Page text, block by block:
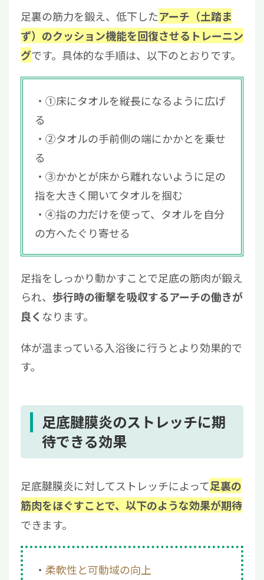
足裏の筋力を鍛え、低下したアーチ（土踏ま
ず）のクッション機能を回復させるトレーニン
グです。具体的な手順は、以下のとおりです。
①床にタオルを縦長になるように広げ
る
②タオルの手前側の端にかかとを乗せ
る
③かかとが床から離れないように足の
指を大きく開いてタオルを掴む
④指の力だけを使って、タオルを自分
の方へたぐり寄せる
足指をしっかり動かすことで足底の筋肉が鍛え
られ、 歩行時の衝撃を吸収するアーチの働きが
良くなります。
体が温まっている入浴後に行うとより効果的で
す。
足底腱膜炎のストレッチに期
待できる効果
足底腱膜炎に対してストレッチによって足裏の
筋肉をほぐすことで、以下のような効果が期待
できます。
柔軟性と可動域の向上